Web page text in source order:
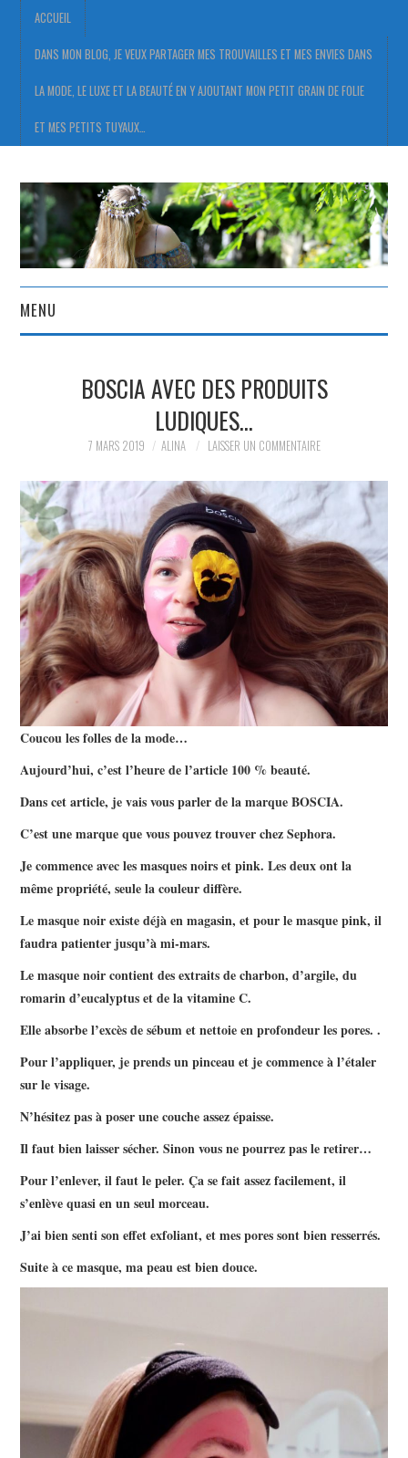
ACCUEIL
DANS MON BLOG, JE VEUX PARTAGER MES TROUVAILLES ET MES ENVIES DANS
LA MODE, LE LUXE ET LA BEAUTÉ EN Y AJOUTANT MON PETIT GRAIN DE FOLIE
ET MES PETITS TUYAUX…
MENU
DANS MON BLOG, JE VEUX
PARTAGER MES
TROUVAILLES ET MES
ENVIES DANS LA MODE, LE
LUXE ET LA BEAUTÉ EN Y
AJOUTANT MON PETIT
GRAIN DE FOLIE ET MES
PETITS TUYAUX…
BOSCIA AVEC DES PRODUITS
LUDIQUES…
7 MARS 2019 ALINA LAISSER UN COMMENTAIRE
Coucou les folles de la mode…
Aujourd’hui, c’est l’heure de l’article 100 % beauté.
Dans cet article, je vais vous parler de la marque BOSCIA.
C’est une marque que vous pouvez trouver chez Sephora.
Je commence avec les masques noirs et pink. Les deux ont la
même propriété, seule la couleur diffère.
Le masque noir existe déjà en magasin, et pour le masque pink, il
faudra patienter jusqu’à mi-mars.
Le masque noir contient des extraits de charbon, d’argile, du
romarin d’eucalyptus et de la vitamine C.
Elle absorbe l’excès de sébum et nettoie en profondeur les pores. .
Pour l’appliquer, je prends un pinceau et je commence à l’étaler
sur le visage.
N’hésitez pas à poser une couche assez épaisse.
Il faut bien laisser sécher. Sinon vous ne pourrez pas le retirer…
Pour l’enlever, il faut le peler. Ça se fait assez facilement, il
s’enlève quasi en un seul morceau.
J’ai bien senti son effet exfoliant, et mes pores sont bien resserrés.
Suite à ce masque, ma peau est bien douce.